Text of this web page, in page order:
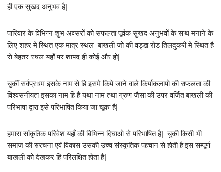
ही एक सुखद अनुभव है|
पारिवार के विभिन्न शुभ अवसरों को सफलता पूर्वक सुखद अनुभवों के साथ मनाने के
लिए शहर मे स्थित एक मात्र स्थल बाखली जो की वड्डा रोड तिलदुकरी मे स्थित है
से बेहतर स्थल यहाँ पर शायद ही कोई और हो|
चुकीं सर्वप्रथम इसके नाम से हि इसमे किये जाने वाले किर्याकलापो की सफलता की
विश्वसनीयता इसका नाम हि है यथा नाम तथा ग्रुण जैसा की उपर वर्जित बाखली की
परिभाषा द्वारा इसे परिभाषित किया जा चूका है|
हमारा सांकृतिक परिवेश यहाँ की बिभिन्न दिघाओ से परिभाषित है| चुकी किसी भी
समाज की सरचना एवं विकास उसकी उच्च संस्कृतिक पहचान से होती है इस सम्पूर्ण
बाखली को देखकर हि परिलक्षित होता है|